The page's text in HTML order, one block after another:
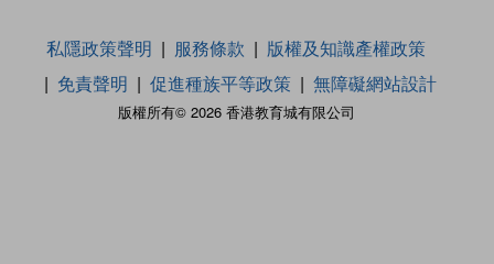
版權所有© 2026 香港教育城有限公司
私隱政策聲明 服務條款
版權及知識產權政策
免責聲明
促進種族平等政策 無障礙網站設計